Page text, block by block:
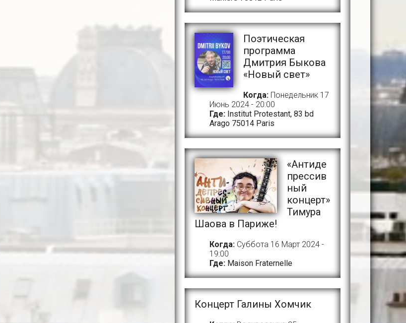
Поэтическая
программа
Дмитрия Быкова
«Новый свет»
Когда:Понедельник 17
Июнь 2024 - 20:00
Где: Institut Protestant, 83 bd
Arago 75014 Paris
«Антиде
прессив
ный
концерт»
Тимура
Шаова в Париже!
Когда:Суббота 16 Март 2024 -
19:00
Где: Maison Fraternelle
Концерт Галины Хомчик